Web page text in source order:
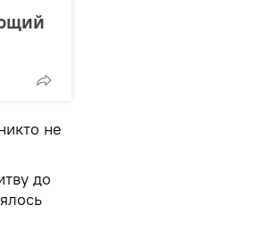
не
до